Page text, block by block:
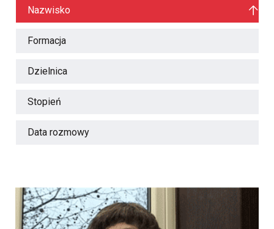
Nazwisko
Formacja
Dzielnica
Stopień
Data rozmowy